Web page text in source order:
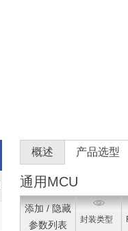
概述 产品选型
通用MCU
添加 / 隐藏
参数列表
封装类型